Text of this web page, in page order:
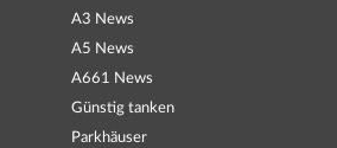
A3 News
A5 News
A661 News
Günstig tanken
Parkhäuser